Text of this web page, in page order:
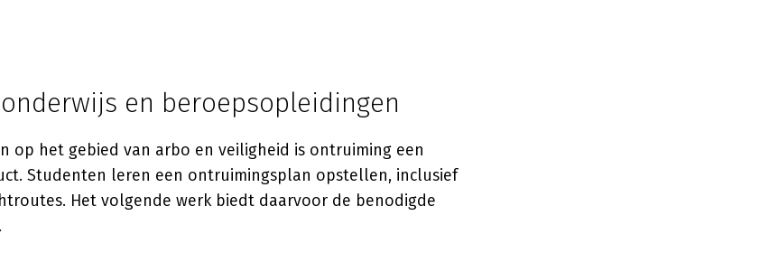
en beroepsopleidingen
op het gebied van arbo en veiligheid is ontruiming een
Studenten leren een ontruimingsplan opstellen, inclusief
Het volgende werk biedt daarvoor de benodigde